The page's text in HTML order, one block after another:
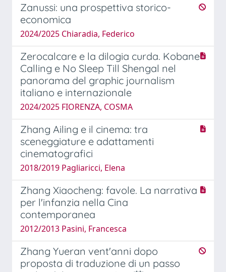
Zanussi: una prospettiva storico-
economica
2024/2025 Chiaradia, Federico
Zerocalcare e la dilogia curda. Kobane
Calling e No Sleep Till Shengal nel
panorama del graphic journalism
italiano e internazionale
2024/2025 FIORENZA, COSMA
Zhang Ailing e il cinema: tra
sceneggiature e adattamenti
cinematografici
2018/2019 Pagliaricci, Elena
Zhang Xiaocheng: favole. La narrativa
per l'infanzia nella Cina
contemporanea
2012/2013 Pasini, Francesca
Zhang Yueran vent'anni dopo
proposta di traduzione di un passo